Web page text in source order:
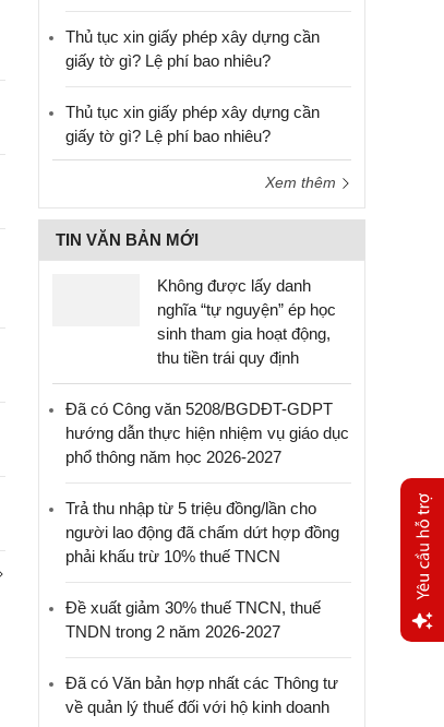
Thủ tục xin giấy phép xây dựng cần
giấy tờ gì? Lệ phí bao nhiêu?
Thủ tục xin giấy phép xây dựng cần
giấy tờ gì? Lệ phí bao nhiêu?
Xem thêm
TIN VĂN BẢN MỚI
Không được lấy danh
nghĩa “tự nguyện” ép học
sinh tham gia hoạt động,
thu tiền trái quy định
Đã có Công văn 5208/BGDĐT-GDPT
hướng dẫn thực hiện nhiệm vụ giáo dục
phổ thông năm học 2026-2027
Trả thu nhập từ 5 triệu đồng/lần cho
người lao động đã chấm dứt hợp đồng
phải khấu trừ 10% thuế TNCN
Đề xuất giảm 30% thuế TNCN, thuế
TNDN trong 2 năm 2026-2027
Đã có Văn bản hợp nhất các Thông tư
về quản lý thuế đối với hộ kinh doanh